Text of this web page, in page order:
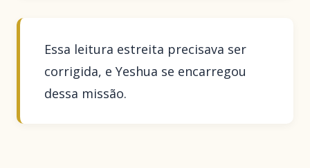
Essa leitura estreita precisava ser
corrigida, e Yeshua se encarregou
dessa missão.